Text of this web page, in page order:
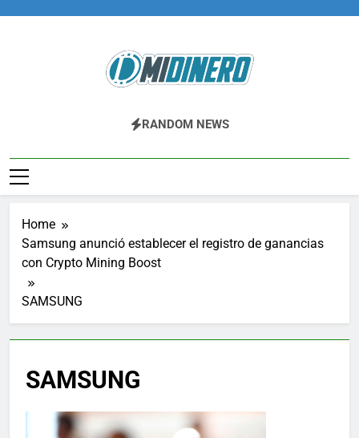
Midinero.co
Fintech, Criptomonedas
RANDOM NEWS
Home
Samsung anunció establecer el registro de ganancias
con Crypto Mining Boost
SAMSUNG
SAMSUNG